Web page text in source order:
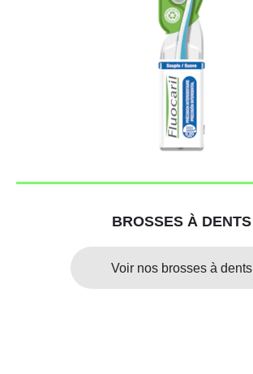
BROSSES À DENTS
Voir nos brosses à dents